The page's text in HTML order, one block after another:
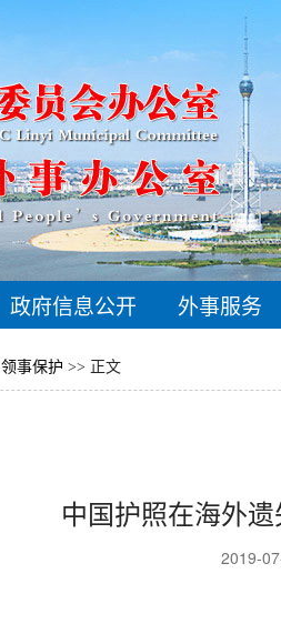
政府信息公开 外事服务
领事保护 >> 正文
中国护照在海外
2019-